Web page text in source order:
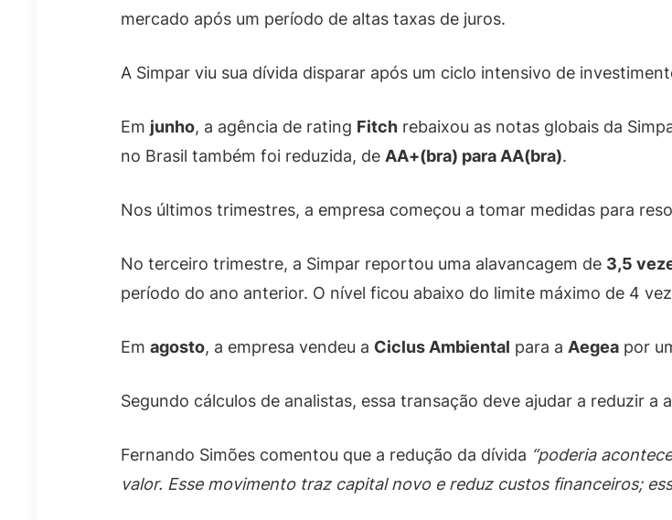
mercado após um período de altas taxas de juros.
A Simpar viu sua dívida disparar após um ciclo intensivo de
Em junho, a agência de rating Fitch rebaixou as notas globais da
no Brasil também foi reduzida, de AA+(bra) para AA(bra).
Nos últimos trimestres, a empresa começou a tomar medidas para
No terceiro trimestre, a Simpar reportou uma alavancagem de 3,5
período do ano anterior. O nível ficou abaixo do limite máximo de 4
Em agosto, a empresa vendeu a Ciclus Ambiental para a Aegea por
Segundo cálculos de analistas, essa transação deve ajudar a reduzir a
Fernando Simões comentou que a redução da dívida “poderia
valor. Esse movimento traz capital novo e reduz custos financeiros;